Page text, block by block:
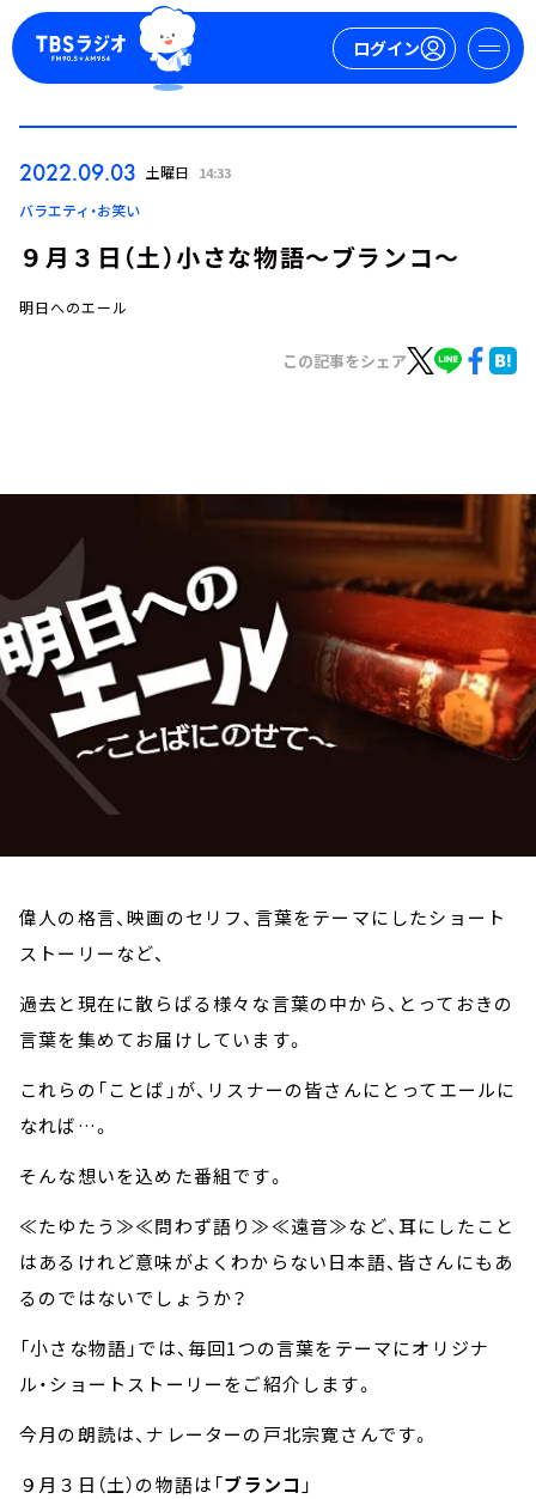
ログイン
ログイン
トピックス
お知らせ
イベント・グッズ
YouTube
会社情報
2022.09.03 土曜日 14:33
バラエティ・お笑い
９月３日（土）小さな物語～ブランコ～
明日へのエール
この記事をシェア
偉人の格言、映画のセリフ、言葉をテーマにしたショート
ストーリーなど、
過去と現在に散らばる様々な言葉の中から、とっておきの
言葉を集めてお届けしています。
これらの「ことば」が、リスナーの皆さんにとってエールに
なれば…。
そんな想いを込めた番組です。
≪たゆたう≫≪問わず語り≫≪遠音≫など、耳にしたこと
はあるけれど意味がよくわからない日本語、皆さんにもあ
るのではないでしょうか？
「小さな物語」では、毎回1つの言葉をテーマにオリジナ
ル・ショートストーリーをご紹介します。
今月の朗読は、ナレーターの戸北宗寛さんです。
９月３日（土）の物語は「ブランコ 」